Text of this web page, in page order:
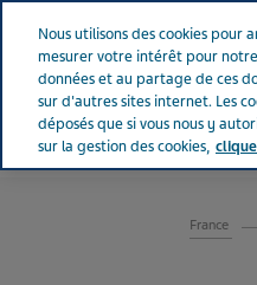
Aller sur Tevapharm
FRANCE
France
Nous utilisons des cookies
mesurer votre intérêt pour notre
données et au partage de ces
sur d'autres sites internet. Les
déposés que si vous nous y
sur la gestion des cookies,